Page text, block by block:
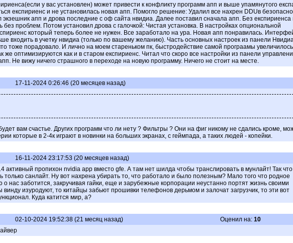
у вас установлен) может привести к конфликту программ апп и выше упамянутого
експириенс и не установилась новая апп. Помогло решение: Удалил все нахрен DDUв
апп и дрова последние с оф сайта нвидиа. Далее поставил сначала апп. Без експириенса
без проблем. Потом установил дрова с галочкой: Чистая установка. В настройках опциональной
который теперь более не нужен. Все заработало на ура. Новая апп понравилась.
входить в учетку нвидиа (только по вашему желанию). Часть основных настроек из панели
тоже порадовало. И лично на моем стареньком пк, быстродействие самой програамы увеличилось
же оптимизируются как и в старом експириенс. Читал что скоро все настройки из панели
Не вижу ничего страшного в переходе на новую программу. Ничего не стоит на месте.
17-11-2024 0:26:46 (20 месяцев назад)
вам счастье. Других программ что ли нету ? Фильтры ? Они на фиг никому не сдались кроме,
которые в 2-4к играют в новинки на больших экранах, с геймпада, а таких людей - копейки.
16-11-2024 23:17:53 (20 месяцев назад)
активный пропихон nvidia app вместо gfe. А там нет шилда чтобы транслировать в мунлайт! Так что
только санлайт. Ну вот нахрена убирать то, что работало и было полезным? Мало того что родное
о нас заботится, закручивая гайки, еще и зарубежные корпорации неустанно портят жизнь своими
изуродуют, то китайцы забьют прошивки телефонов дерьмом и залочат загрузчик, то эти вот
Куда катится мир, а?
02-10-2024 19:52:38 (21 месяц назад) Оценил на: 10